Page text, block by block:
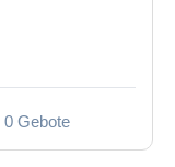
0 Gebote